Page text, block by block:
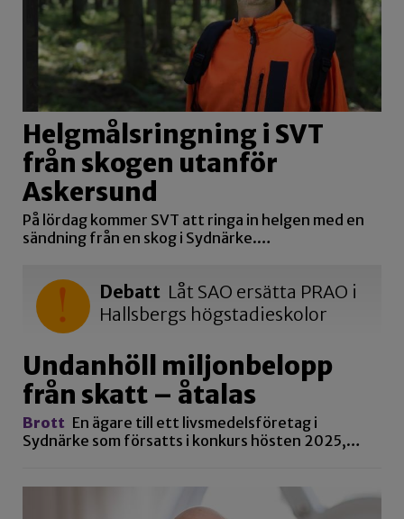
Helgmålsringning i SVT
från skogen utanför
Askersund
På lördag kommer SVT att ringa in helgen med en
sändning från en skog i Sydnärke.…
Debatt Låt SAO ersätta PRAO i
Hallsbergs högstadieskolor
Undanhöll miljonbelopp
från skatt – åtalas
Brott En ägare till ett livsmedelsföretag i
Sydnärke som försatts i konkurs hösten 2025,…